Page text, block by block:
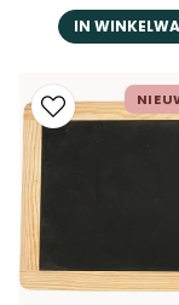
IN